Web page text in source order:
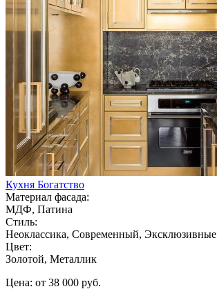
Кухня Богатство
Материал фасада:
МДФ, Патина
Стиль:
Неоклассика, Современный, Эксклюзивные
Цвет:
Золотой, Металлик
Цена: от 38 000 руб.